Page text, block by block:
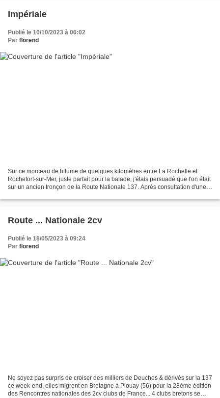
Impériale
Publié le 10/10/2023 à 06:02
Par florend
Sur ce morceau de bitume de quelques kilomètres entre La Rochelle et
Rochefort-sur-Mer, juste parfait pour la balade, j'étais persuadé que l'on était
sur un ancien tronçon de la Route Nationale 137. Après consultation d'une
Route ... Nationale 2cv
Publié le 18/05/2023 à 09:24
Par florend
Ne soyez pas surpris de croiser des milliers de Deuches & dérivés sur la 137
ce week-end, elles migrent en Bretagne à Plouay (56) pour la 28ème édition
des Rencontres nationales des 2cv clubs de France... 4 clubs bretons se